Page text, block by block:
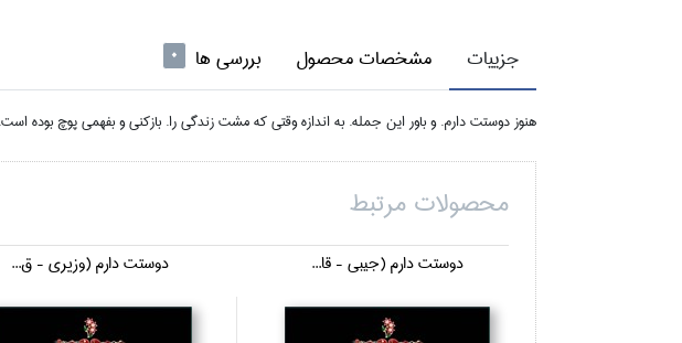
جزییات مشخصات محصول بررسی ها 0
هنوز دوستت دارم. و باور اين جمله. به اندازه وقتي كه مشت زندگي را. بازكني و بفهمي پوچ
محصولات مرتبط
دوستت دارم (جيبي - قا... دوستت دارم (وزيري - ق...